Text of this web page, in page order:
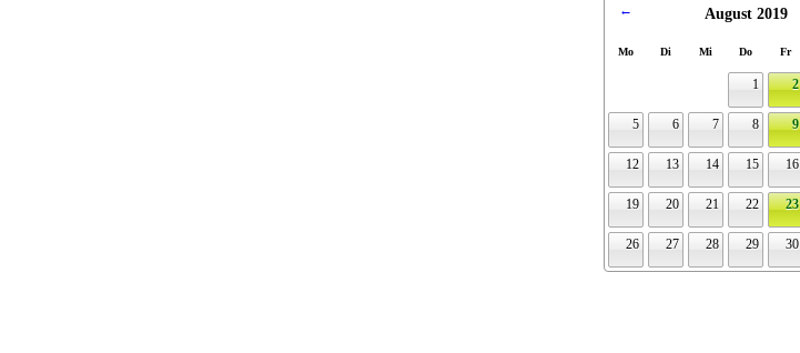
← August 2019
Mo Di Mi Do Fr
1 2
5 6 7 8 9
12 13 14 15 16
19 20 21 22 23
26 27 28 29 30